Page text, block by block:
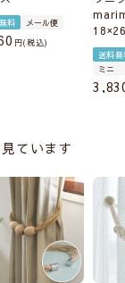
料 メール便
税込
送料無
ミニ
ています